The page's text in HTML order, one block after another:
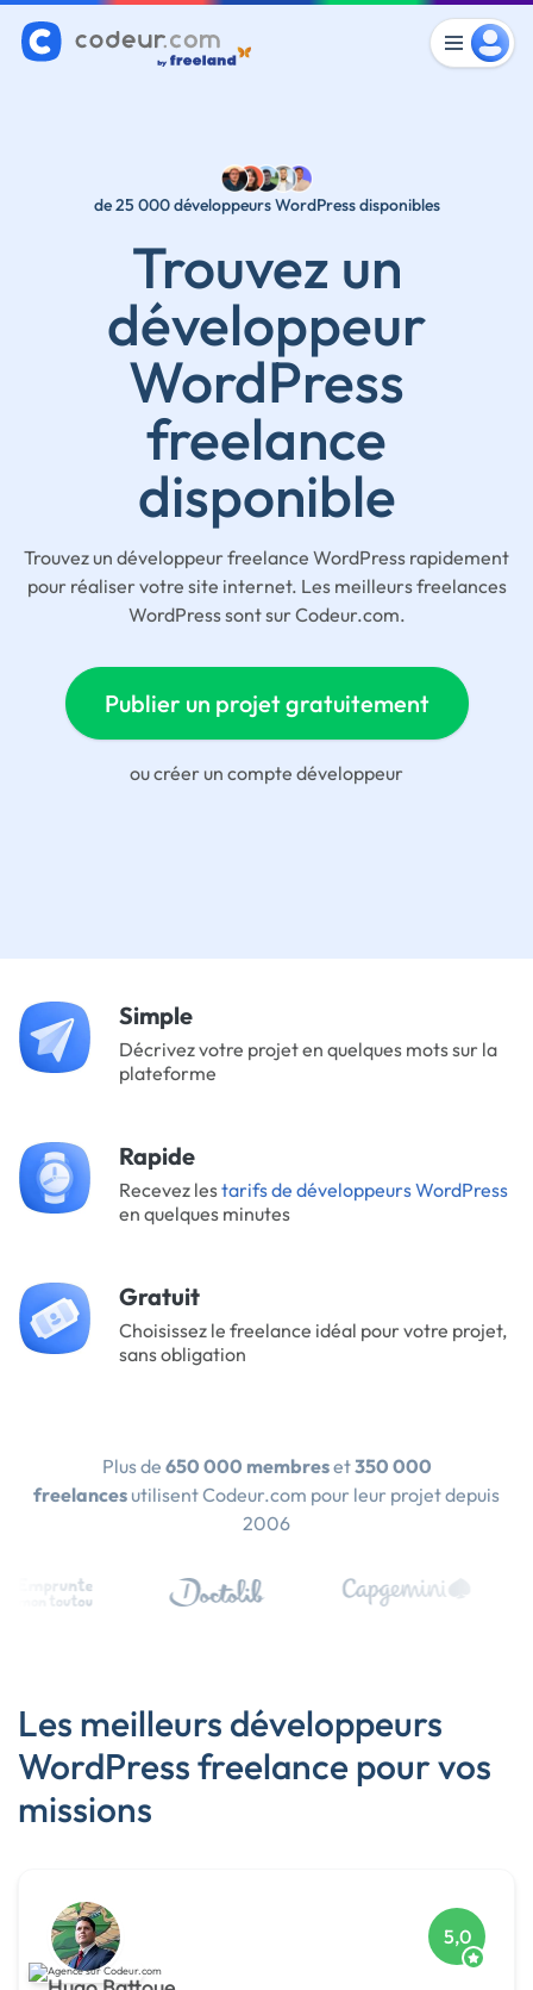
de 25 000 développeurs WordPress disponibles
Trouvez un
développeur
WordPress
freelance
disponible
Trouvez un développeur freelance WordPress rapidement
pour réaliser votre site internet. Les meilleurs freelances
WordPress sont sur Codeur.com.
Publier un projet gratuitement
oucréer un compte développeur
Simple
Décrivez votre projet en quelques mots sur la
plateforme
Rapide
Recevez lestarifs de développeurs WordPress
en quelques minutes
Gratuit
Choisissez le freelance idéal pour votre projet,
sans obligation
Plus de 650 000 membreset350 000
freelances utilisent Codeur.com pour leur projet depuis
2006
Les meilleurs développeurs
WordPress freelance pour vos
missions
5,0